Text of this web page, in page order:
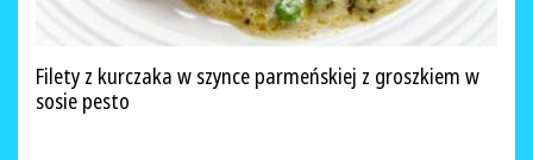
Filety z kurczaka w szynce parmeńskiej z groszkiem w
sosie pesto